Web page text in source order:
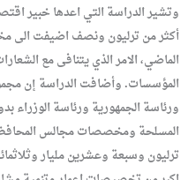
وتشير الدراسة التي اعدها خبير
أكثر من ترليون ونصف اضيفت الى
الماضي، الامر الذي يتنافى مع
المؤسسات. وأضافت الدراسة إن
ورئاسة الجمهورية ورئاسة الوزراء
ترليون وسبعة وعشرين مليار